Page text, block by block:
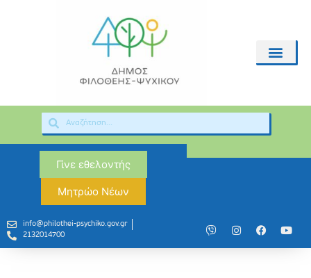
Γίνε εθελοντής
Μητρώο Νέων
info@philothei-psychiko.gov.gr
2132014700